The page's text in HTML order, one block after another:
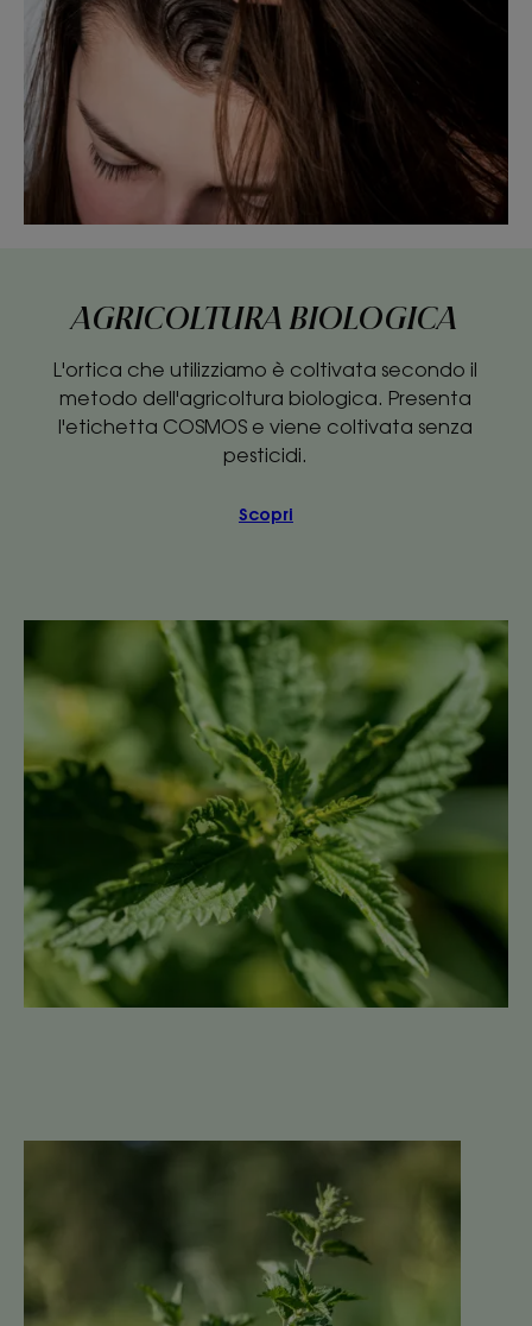
AGRICOLTURA BIOLOGICA
L'ortica che utilizziamo è coltivata secondo il
metodo dell'agricoltura biologica. Presenta
l'etichetta COSMOS e viene coltivata senza
pesticidi.
Scopri